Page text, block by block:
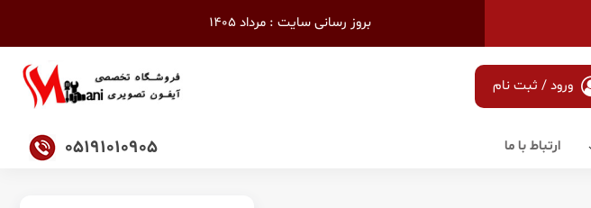
بروز رسانی سایت : مرداد 1405
ورود / ثبت نام
ارتباط با ما 05191010905